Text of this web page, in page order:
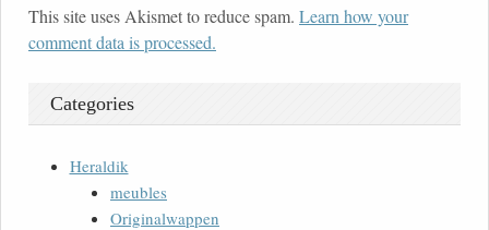
This site uses Akismet to reduce spam. Learn how your
comment data is processed.
Categories
Heraldik
meubles
Originalwappen